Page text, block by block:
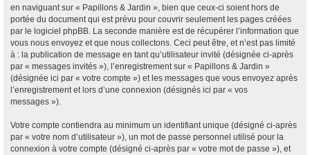
en naviguant sur « Papillons & Jardin », bien que ceux-ci soient hors de
portée du document qui est prévu pour couvrir seulement les pages créées
par le logiciel phpBB. La seconde manière est de récupérer l’information que
vous nous envoyez et que nous collectons. Ceci peut être, et n’est pas limité
à : la publication de message en tant qu’utilisateur invité (désignée ci-après
par « messages invités »), l’enregistrement sur « Papillons & Jardin »
(désignée ici par « votre compte ») et les messages que vous envoyez après
l’enregistrement et lors d’une connexion (désignés ici par « vos
messages »).
Votre compte contiendra au minimum un identifiant unique (désigné ci-après
par « votre nom d’utilisateur »), un mot de passe personnel utilisé pour la
connexion à votre compte (désigné ci-après par « votre mot de passe »), et